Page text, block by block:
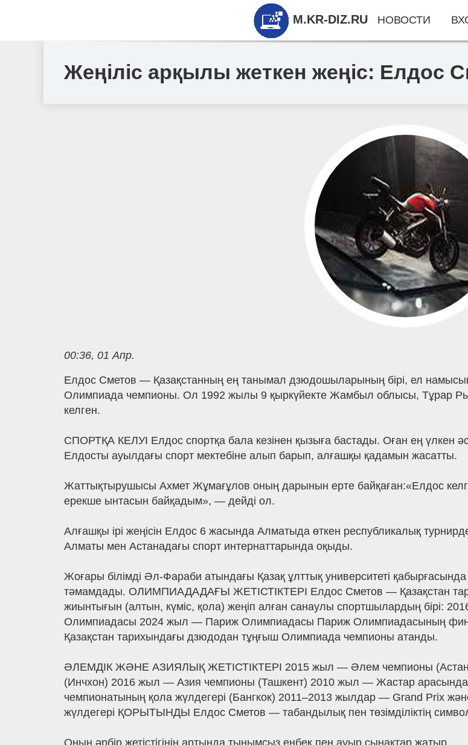
Жеңіліс арқылы жеткен жеңіс: Елдос
00:36, 01 Апр.
Елдос Сметов — Қазақстанның ең танымал дзюдошыларының бірі, ел
Олимпиада чемпионы. Ол 1992 жылы 9 қыркүйекте Жамбыл облысы, Тұрар
келген.
СПОРТҚА КЕЛУІ Елдос спортқа бала кезінен қызыға бастады. Оған ең үлкен
Елдосты ауылдағы спорт мектебіне алып барып, алғашқы қадамын жасатты.
Жаттықтырушысы Ахмет Жұмағұлов оның дарынын ерте байқаған:«Елдос
ерекше ынтасын байқадым», — дейді ол.
Алғашқы ірі жеңісін Елдос 6 жасында Алматыда өткен республикалық турнирде
Алматы мен Астанадағы спорт интернаттарында оқыды.
Жоғары білімді Әл-Фараби атындағы Қазақ ұлттық университеті
тәмамдады. ОЛИМПИАДАДАҒЫ ЖЕТІСТІКТЕРІ Елдос Сметов — Қазақстан
жиынтығын (алтын, күміс, қола) жеңіп алған санаулы спортшылардың бірі:
Олимпиадасы 2024 жыл — Париж Олимпиадасы Париж Олимпиадасының
Қазақстан тарихындағы дзюдодан тұңғыш Олимпиада чемпионы атанды.
ӘЛЕМДІК ЖӘНЕ АЗИЯЛЫҚ ЖЕТІСТІКТЕРІ 2015 жыл — Әлем чемпионы
(Инчхон) 2016 жыл — Азия чемпионы (Ташкент) 2010 жыл — Жастар
чемпионатының қола жүлдегері (Бангкок) 2011–2013 жылдар — Grand Prix
жүлдегері ҚОРЫТЫНДЫ Елдос Сметов — табандылық пен төзімділіктің
M.KR-DIZ.RU НОВОСТИ